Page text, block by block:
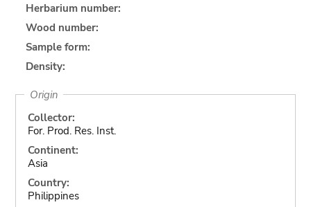
Herbarium number:
Wood number:
Sample form:
Density:
Origin
Collector:
For. Prod. Res. Inst.
Continent:
Asia
Country:
Philippines